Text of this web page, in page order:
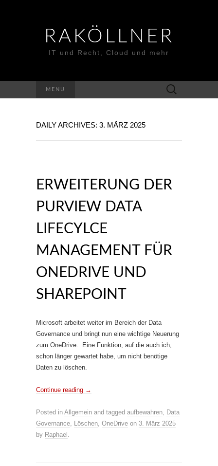
RAKÖLLNER
IT und Recht, Cloud und mehr
MENU
Suchen
nach:
DAILY ARCHIVES: 3. MÄRZ 2025
ERWEITERUNG DER
PURVIEW DATA
LIFECYLCE
MANAGEMENT FÜR
ONEDRIVE UND
SHAREPOINT
Microsoft arbeitet weiter im Bereich der Data
Governance und bringt nun eine wichtige Neuerung
zum OneDrive. Eine Funktion, auf die auch ich,
schon länger gewartet habe, um nicht benötige
Daten zu löschen.
Continue reading →
Posted in Allgemein and tagged aufbewahren, Data
Governance, Löschen, OneDrive on 3. März 2025
by Raphael .